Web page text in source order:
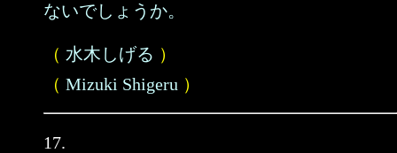
ないでしょうか。
（ 水木しげる ）
（ Mizuki Shigeru ）
17.